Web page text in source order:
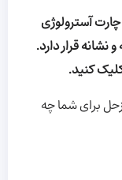
چارت آسترولوژی
نشانه قرار دارد.
کنید.
برای شما چه